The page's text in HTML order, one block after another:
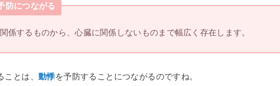
防につながる
係するものから、心臓に関係しないものまで幅広く存在します。
とは、 動悸を予防することにつながるのですね。